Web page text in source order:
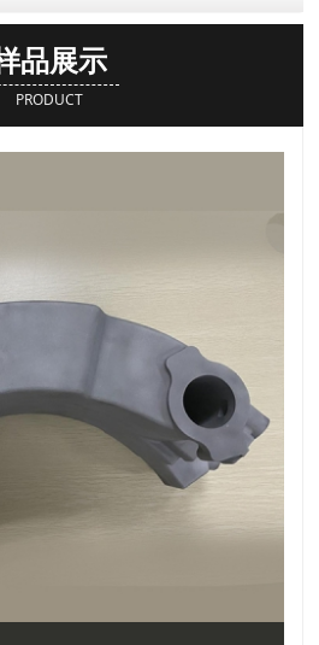
品展示
PRODUCT